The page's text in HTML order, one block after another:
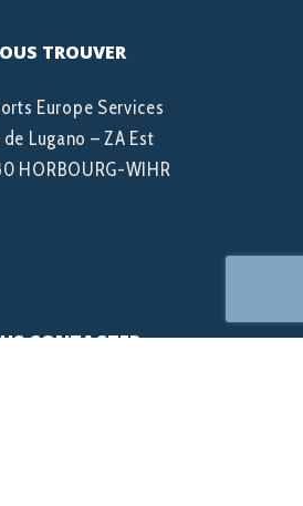
TROUVER
Europe Services
de Lugano – ZA Est
HORBOURG-WIHR
CONTACTER